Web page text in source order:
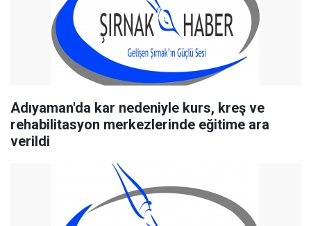
Adıyaman'da kar nedeniyle kurs, kreş ve
rehabilitasyon merkezlerinde eğitime ara
verildi